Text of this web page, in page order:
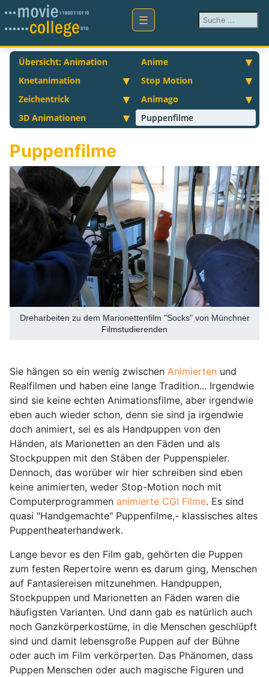
Suchen ...
Übersicht: Animation
Anime
Knetanimation
Stop Motion
Zeichentrick
Animago
3D Animationen
Puppenfilme
Puppenfilme
Dreharbeiten zu dem Marionettenfilm "Socks" von Münchner
Filmstudierenden
Sie hängen so ein wenig zwischen Animierten und
Realfilmen und haben eine lange Tradition... Irgendwie
sind sie keine echten Animationsfilme, aber irgendwie
eben auch wieder schon, denn sie sind ja irgendwie
doch animiert, sei es als Handpuppen von den
Händen, als Marionetten an den Fäden und als
Stockpuppen mit den Stäben der Puppenspieler.
Dennoch, das worüber wir hier schreiben sind eben
keine animierten, weder Stop-Motion noch mit
Computerprogrammen animierte CGI Filme. Es sind
quasi "Handgemachte" Puppenfilme,- klassisches altes
Puppentheaterhandwerk.
Lange bevor es den Film gab, gehörten die Puppen
zum festen Repertoire wenn es darum ging, Menschen
auf Fantasiereisen mitzunehmen. Handpuppen,
Stockpuppen und Marionetten an Fäden waren die
häufigsten Varianten. Und dann gab es natürlich auch
noch Ganzkörperkostüme, in die Menschen geschlüpft
sind und damit lebensgroße Puppen auf der Bühne
oder auch im Film verkörperten. Das Phänomen, dass
Puppen Menschen oder auch magische Figuren und